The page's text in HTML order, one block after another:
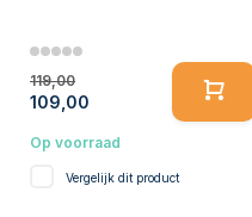
119,00
109,00
Op voorraad
Vergelijk dit product